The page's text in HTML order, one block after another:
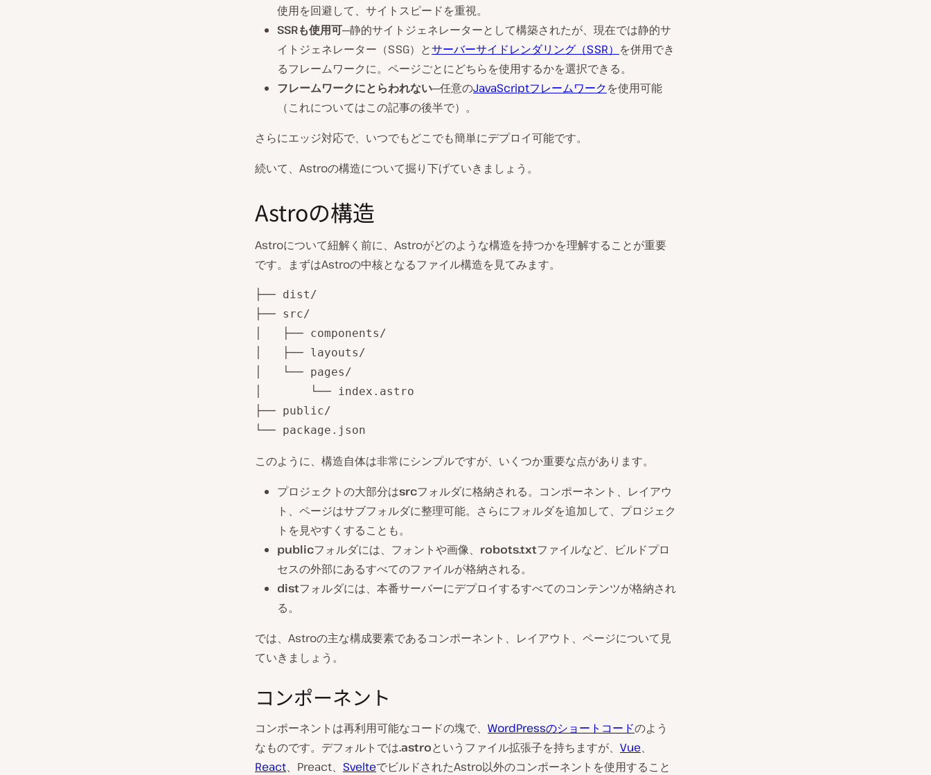
使用を回避して、サイトスピードを重視。
SSRも使用可─静的サイトジェネレーターとして構築されたが、現在では静的サ
イトジェネレーター（SSG）とサーバーサイドレンダリング（SSR） を併用でき
るフレームワークに。ページごとにどちらを使用するかを選択できる。
フレームワークにとらわれない─任意のJavaScriptフレームワークを使用可能
（これについてはこの記事の後半で）。
さらにエッジ対応で、いつでもどこでも簡単にデプロイ可能です。
続いて、Astroの構造について掘り下げていきましょう。
Astroの構造
Astroについて紐解く前に、Astroがどのような構造を持つかを理解することが重要
です。まずはAstroの中核となるファイル構造を見てみます。
├── dist/
├── src/
│   ├── components/
│   ├── layouts/
│   └── pages/
│       └── index.astro
├── public/
└── package.json
このように、構造自体は非常にシンプルですが、いくつか重要な点があります。
プロジェクトの大部分はsrcフォルダに格納される。コンポーネント、レイアウ
ト、ページはサブフォルダに整理可能。さらにフォルダを追加して、プロジェク
トを見やすくすることも。
publicフォルダには、フォントや画像、 robots.txtファイルなど、ビルドプロ
セスの外部にあるすべてのファイルが格納される。
distフォルダには、本番サーバーにデプロイするすべてのコンテンツが格納され
る。
では、Astroの主な構成要素であるコンポーネント、レイアウト、ページについて見
ていきましょう。
コンポーネント
コンポーネントは再利用可能なコードの塊で、 WordPressのショートコードのよう
なものです。デフォルトでは.astroというファイル拡張子を持ちますが、 Vue、
React、Preact、 SvelteでビルドされたAstro以外のコンポーネントを使用すること